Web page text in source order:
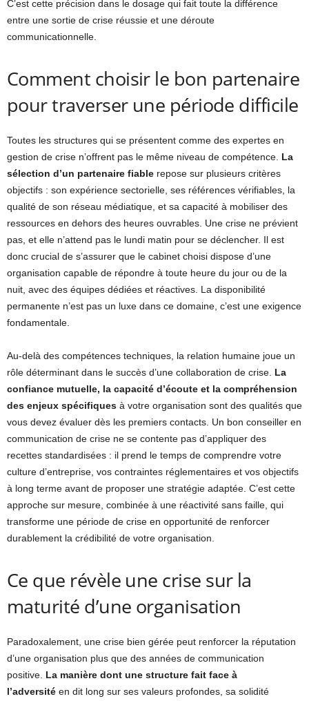
C’est cette précision dans le dosage qui fait toute la différence
entre une sortie de crise réussie et une déroute
communicationnelle.
Comment choisir le bon partenaire
pour traverser une période difficile
Toutes les structures qui se présentent comme des expertes en
gestion de crise n’offrent pas le même niveau de compétence. La
sélection d’un partenaire fiable repose sur plusieurs critères
objectifs : son expérience sectorielle, ses références vérifiables, la
qualité de son réseau médiatique, et sa capacité à mobiliser des
ressources en dehors des heures ouvrables. Une crise ne prévient
pas, et elle n’attend pas le lundi matin pour se déclencher. Il est
donc crucial de s’assurer que le cabinet choisi dispose d’une
organisation capable de répondre à toute heure du jour ou de la
nuit, avec des équipes dédiées et réactives. La disponibilité
permanente n’est pas un luxe dans ce domaine, c’est une exigence
fondamentale.
Au-delà des compétences techniques, la relation humaine joue un
rôle déterminant dans le succès d’une collaboration de crise. La
confiance mutuelle, la capacité d’écoute et la compréhension
des enjeux spécifiques à votre organisation sont des qualités que
vous devez évaluer dès les premiers contacts. Un bon conseiller en
communication de crise ne se contente pas d’appliquer des
recettes standardisées : il prend le temps de comprendre votre
culture d’entreprise, vos contraintes réglementaires et vos objectifs
à long terme avant de proposer une stratégie adaptée. C’est cette
approche sur mesure, combinée à une réactivité sans faille, qui
transforme une période de crise en opportunité de renforcer
durablement la crédibilité de votre organisation.
Ce que révèle une crise sur la
maturité d’une organisation
Paradoxalement, une crise bien gérée peut renforcer la réputation
d’une organisation plus que des années de communication
positive. La manière dont une structure fait face à
l’adversité en dit long sur ses valeurs profondes, sa solidité